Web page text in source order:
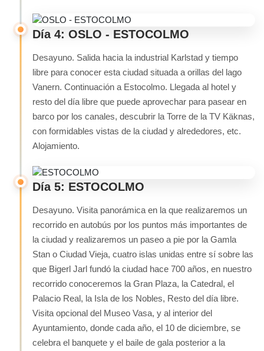
Día 4: OSLO - ESTOCOLMO
Desayuno. Salida hacia la industrial Karlstad y tiempo
libre para conocer esta ciudad situada a orillas del lago
Vanern. Continuación a Estocolmo. Llegada al hotel y
resto del día libre que puede aprovechar para pasear en
barco por los canales, descubrir la Torre de la TV Käknas,
con formidables vistas de la ciudad y alrededores, etc.
Alojamiento.
Día 5: ESTOCOLMO
Desayuno. Visita panorámica en la que realizaremos un
recorrido en autobús por los puntos más importantes de
la ciudad y realizaremos un paseo a pie por la Gamla
Stan o Ciudad Vieja, cuatro islas unidas entre sí sobre las
que Bigerl Jarl fundó la ciudad hace 700 años, en nuestro
recorrido conoceremos la Gran Plaza, la Catedral, el
Palacio Real, la Isla de los Nobles, Resto del día libre.
Visita opcional del Museo Vasa, y al interior del
Ayuntamiento, donde cada año, el 10 de diciembre, se
celebra el banquete y el baile de gala posterior a la